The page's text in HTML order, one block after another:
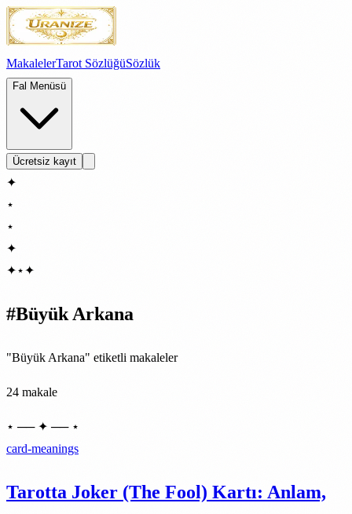
MakalelerTarot SözlüğüSözlük
Fal Menüsü
Ücretsiz kayıt
✦
⋆
⋆
✦
✦⋆✦
#Büyük Arkana
"Büyük Arkana" etiketli makaleler
24 makale
⋆ ── ✦ ── ⋆
card-meanings
Tarotta Joker (The Fool) Kartı: Anlam,